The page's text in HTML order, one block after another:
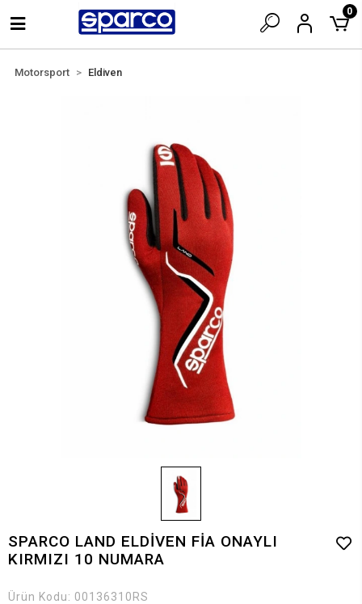
0
Motorsport Eldiven
SPARCO LAND ELDİVEN FİA ONAYLI
KIRMIZI 10 NUMARA
Ürün Kodu: 00136310RS